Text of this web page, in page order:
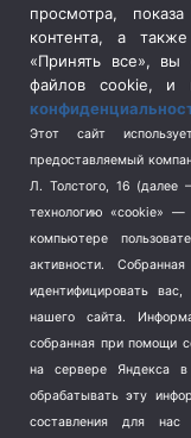
Социальная политика
Спецоперация в
Спецоперация на
Спорт (740)
Терроризм (1)
Транспорт (262)
Туризм (178)
Школа и спорт (2)
Экология (8)
Экономика (1172)
просмотра,
контента, а
«Принять все», вы
файлов cookie, и
Этот сайт
предоставляемый
Л. Толстого, 16 (далее
технологию «cookie»
компьютере
активности.
идентифицировать
нашего сайта.
собранная при помощи
на сервере Яндекса
обрабатывать эту
составления для